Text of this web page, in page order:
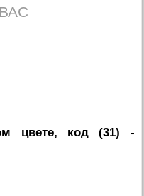
цвете, код (31) -